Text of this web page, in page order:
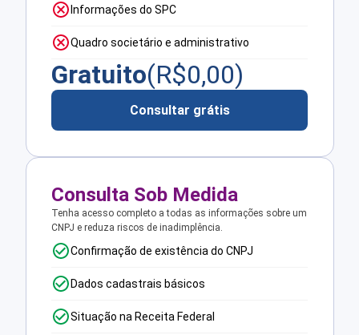
Informações do SPC
Quadro societário e administrativo
Gratuito(R$0,00)
Consultar grátis
Consulta Sob Medida
Tenha acesso completo a todas as informações sobre um
CNPJ e reduza riscos de inadimplência.
Confirmação de existência do CNPJ
Dados cadastrais básicos
Situação na Receita Federal